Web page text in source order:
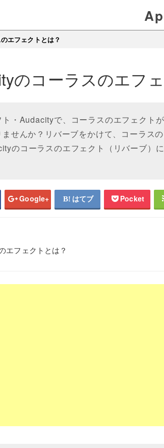
エフェクトとは？
のコーラスのエフ
・Audacityで、コーラスのエフェクト
せんか？リバーブをかけて、コーラスの
のコーラスのエフェクト（リバーブ）
Google+ はてブ Pocket
エフェクトとは？